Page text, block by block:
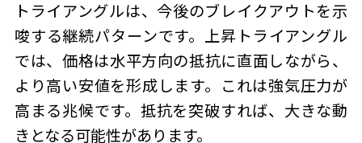
トライアングルは、今後のブレイクアウトを示
唆する継続パターンです。上昇トライアングル
では、価格は水平方向の抵抗に直面しながら、
より高い安値を形成します。これは強気圧力が
高まる兆候です。抵抗を突破すれば、大きな動
きとなる可能性があります。